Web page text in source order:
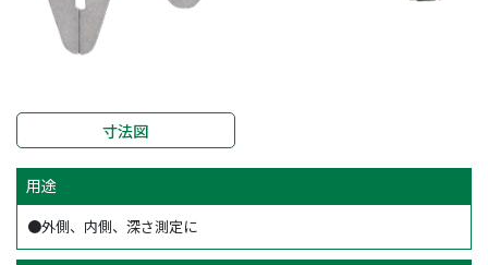
寸法図
用途
●外側、内側、深さ測定に